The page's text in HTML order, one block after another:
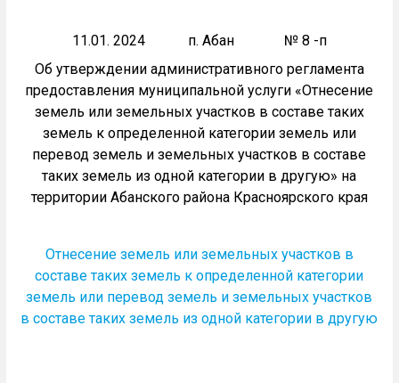
11.01. 2024 п. Абан № 8 -п
Об утверждении административного регламента
предоставления муниципальной услуги «Отнесение
земель или земельных участков в составе таких
земель к определенной категории земель или
перевод земель и земельных участков в составе
таких земель из одной категории в другую» на
территории Абанского района Красноярского края
Отнесение земель или земельных участков в
составе таких земель к определенной категории
земель или перевод земель и земельных участков
в составе таких земель из одной категории в другую